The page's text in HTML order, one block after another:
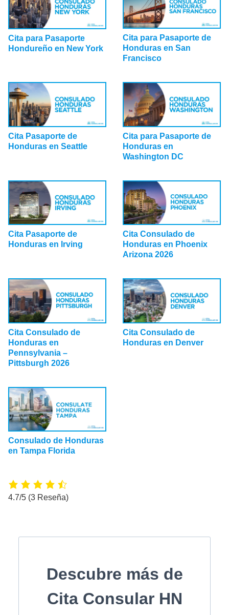
Cita para Pasaporte
Hondureño en New York
Cita para Pasaporte de
Honduras en San
Francisco
Cita Pasaporte de
Honduras en Seattle
Cita para Pasaporte de
Honduras en
Washington DC
Cita Pasaporte de
Honduras en Irving
Cita Consulado de
Honduras en Phoenix
Arizona 2026
Cita Consulado de
Honduras en
Pennsylvania –
Pittsburgh 2026
Cita Consulado de
Honduras en Denver
Consulado de Honduras
en Tampa Florida
4.7/5 (3 Reseña)